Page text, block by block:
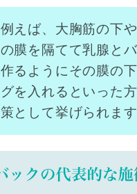
例えば、大胸筋の下
の膜を隔てて乳腺と
作るようにその膜の
グを入れるといった
策として挙げられます